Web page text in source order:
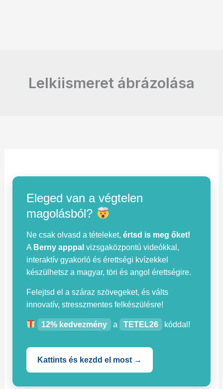
Lelkiismeret ábrázolása
Eleged van a végtelen
magolásból?
Ne csak olvasd a tételeket,értsd is meg őket!
A Berny apppal vizsgaközpontú videókkal,
interaktív gyakorló és érettségi kvízekkel
készülhetsz a magyar, töri és angol érettségire.
Felejtsd el a száraz szövegeket, és válts
innovatív, stresszmentes felkészülésre!
12% kedvezmény a TETEL26 kóddal!
Kattints és kezdd el most →